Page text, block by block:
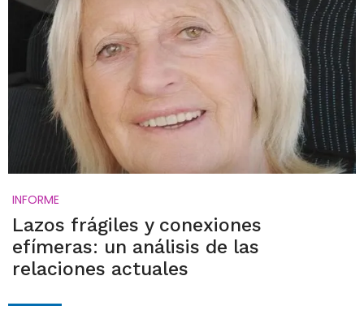
INFORME
Lazos frágiles y conexiones
efímeras: un análisis de las
relaciones actuales